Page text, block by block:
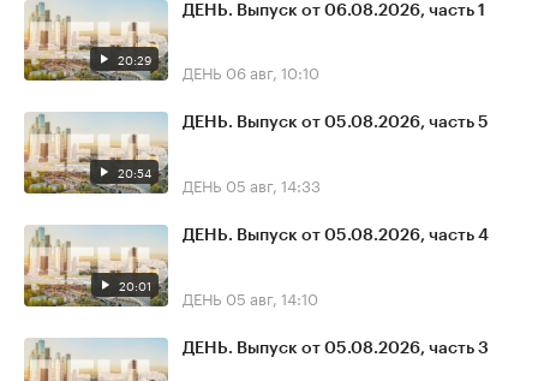
20:29
ДЕНЬ. Выпуск от 06.08.2026, часть 1
ДЕНЬ 06 авг, 10:10
20:54
ДЕНЬ. Выпуск от 05.08.2026, часть 5
ДЕНЬ 05 авг, 14:33
20:01
ДЕНЬ. Выпуск от 05.08.2026, часть 4
ДЕНЬ 05 авг, 14:10
ДЕНЬ. Выпуск от 05.08.2026, часть 3